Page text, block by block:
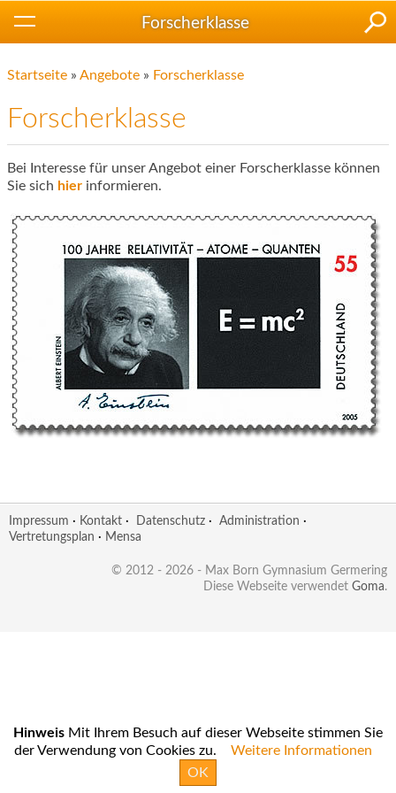
Forscherklasse
Startseite » Angebote » Forscherklasse
Forscherklasse
Bei Interesse für unser Angebot einer Forscherklasse können
Sie sich hier informieren.
Impressum · Kontakt · Datenschutz · Administration ·
Vertretungsplan · Mensa
© 2012 - 2026 - Max Born Gymnasium Germering
Diese Webseite verwendet Goma.
Hinweis Mit Ihrem Besuch auf dieser Webseite stimmen Sie
der Verwendung von Cookies zu.
Weitere Informationen
OK